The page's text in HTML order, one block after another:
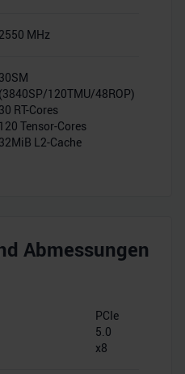
2550 MHz
30SM
(3840SP/120TMU/48ROP)
30 RT-Cores
120 Tensor-Cores
32MiB L2-Cache
Abmessungen
PCIe
5.0
x8